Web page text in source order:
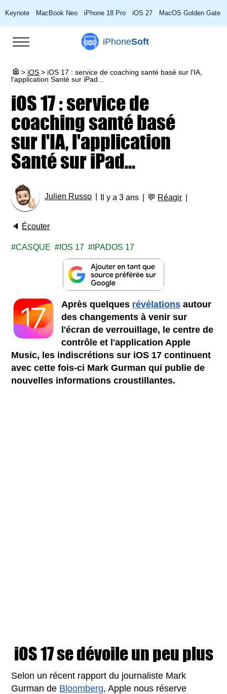
Keynote MacBook Neo iPhone 18 Pro iOS 27 MacOS Golden Gate
iPhoneSoft
> iOS > iOS 17 : service de coaching santé basé sur l'IA,
l'application Santé sur iPad...
iOS 17 : service de
coaching santé basé
sur l'IA, l'application
Santé sur iPad...
Julien Russo Il y a 3 ans 💬 Réagir
🔈 Écouter
CASQUE IOS 17 IPADOS 17
Après quelques révélations autour
des changements à venir sur
l'écran de verrouillage, le centre de
contrôle et l'application Apple
Music, les indiscrétions sur iOS 17 continuent
avec cette fois-ci Mark Gurman qui publie de
nouvelles informations croustillantes.
iOS 17 se dévoile un peu plus
Selon un récent rapport du journaliste Mark
Gurman de Bloomberg, Apple nous réserve